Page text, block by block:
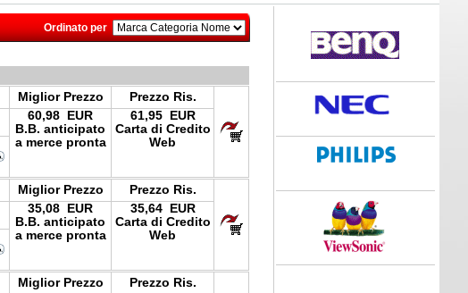
Ordinato per
Miglior Prezzo
Prezzo Ris.
60,98 EUR
B.B. anticipato
a merce pronta
61,95 EUR
Carta di Credito
Web
Miglior Prezzo
Prezzo Ris.
35,08 EUR
B.B. anticipato
a merce pronta
35,64 EUR
Carta di Credito
Web
Miglior Prezzo
Prezzo Ris.